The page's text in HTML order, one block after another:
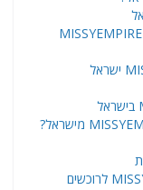
כמה זמן לוקח לספק מוצרים שהוזמנו מ-MISSYEMPIRE
הנחה מרבית המוצעת על ידי MISSYEMPIRE לרוכשים